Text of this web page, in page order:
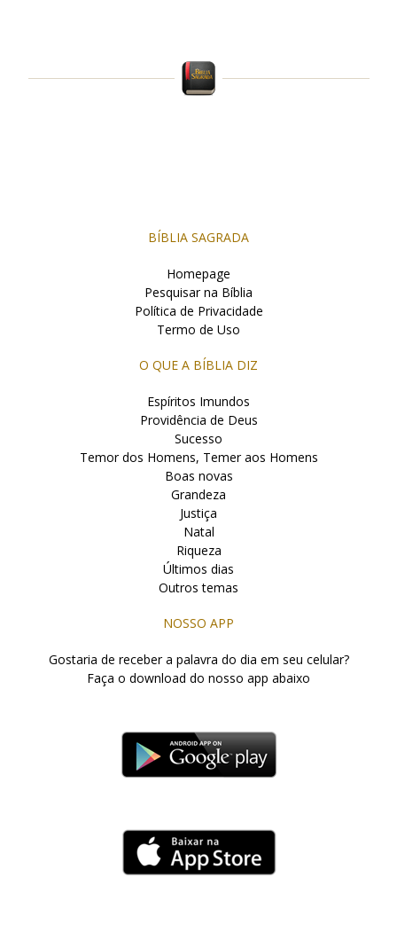
BÍBLIA SAGRADA
Homepage
Pesquisar na Bíblia
Política de Privacidade
Termo de Uso
O QUE A BÍBLIA DIZ
Espíritos Imundos
Providência de Deus
Sucesso
Temor dos Homens, Temer aos Homens
Boas novas
Grandeza
Justiça
Natal
Riqueza
Últimos dias
Outros temas
NOSSO APP
Gostaria de receber a palavra do dia em seu celular?
Faça o download do nosso app abaixo